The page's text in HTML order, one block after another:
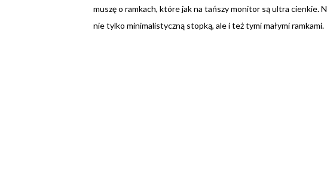
muszę o ramkach, które jak na tańszy monitor są ultra cienkie.
nie tylko minimalistyczną stopką, ale i też tymi małymi ramkami.